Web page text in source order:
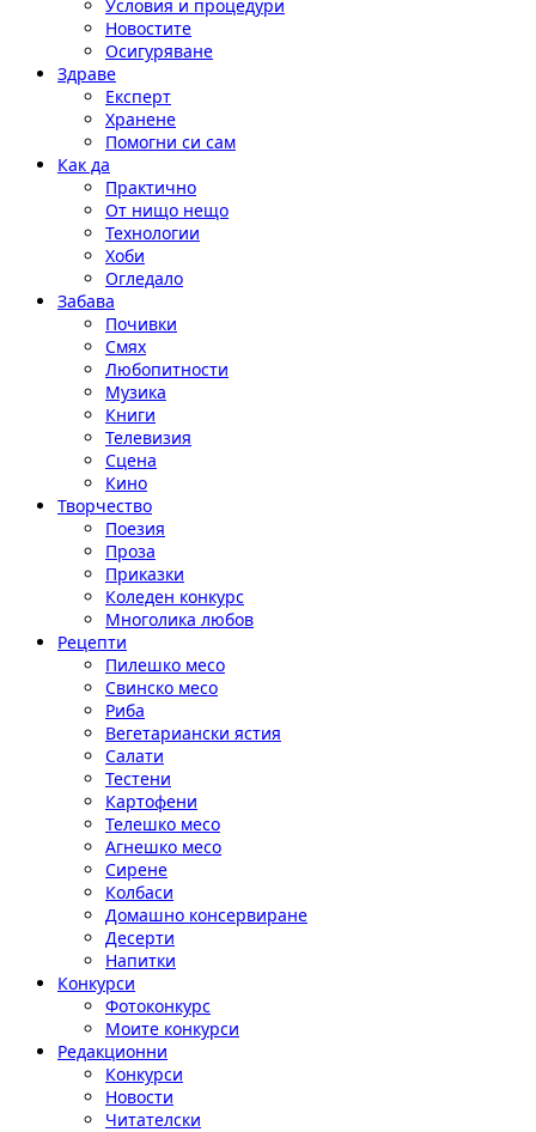
Условия и процедури
Новостите
Осигуряване
Здраве
Експерт
Хранене
Помогни си сам
Как да
Практично
От нищо нещо
Технологии
Хоби
Огледало
Забава
Почивки
Смях
Любопитности
Музика
Книги
Телевизия
Сцена
Кино
Творчество
Поезия
Проза
Приказки
Коледен конкурс
Многолика любов
Рецепти
Пилешко месо
Свинско месо
Риба
Вегетариански ястия
Салати
Тестени
Картофени
Телешко месо
Агнешко месо
Сирене
Колбаси
Домашно консервиране
Десерти
Напитки
Конкурси
Фотоконкурс
Моите конкурси
Редакционни
Конкурси
Новости
Читателски